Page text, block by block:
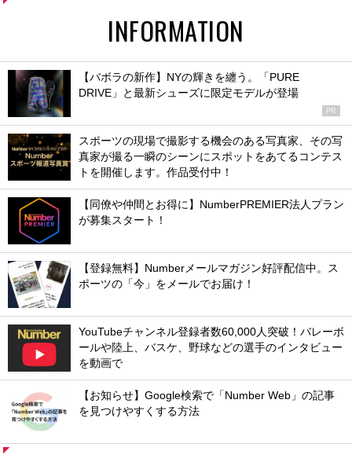
INFORMATION
【バボラの新作】NYの輝きを纏う。「PURE
DRIVE」と最新シューズに限定モデルが登場
PR
スポーツの現場で撮影する機会のある写真家、その写
真家が撮る一瞬のシーンにスポットをあてるコンテス
トを開催します。作品受付中！
【同僚や仲間とお得に】NumberPREMIER法人プラン
が募集スタート！
【登録無料】Numberメールマガジン好評配信中。ス
ポーツの「今」をメールでお届け！
YouTubeチャンネル登録者数60,000人突破！バレーボ
ールや陸上、バスケ、野球などの選手のインタビュー
を動画で
【お知らせ】Google検索で「Number Web」の記事
を見つけやすくする方法